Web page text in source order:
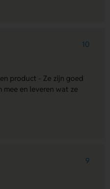
10
product - Ze zijn goed
mee en leveren wat ze
9